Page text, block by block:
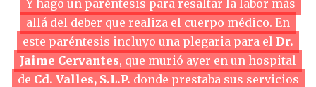
Y hago un paréntesis para resaltar la labor más
allá del deber que realiza el cuerpo médico. En
este paréntesis incluyo una plegaria para el Dr.
Jaime Cervantes, que murió ayer en un hospital
de Cd. Valles, S.L.P. donde prestaba sus servicios